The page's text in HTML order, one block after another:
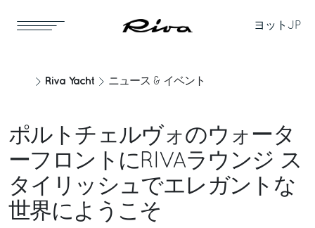
ヨット JP
Riva Yacht ニュース & イベント
ポルトチェルヴォのウォータ
ーフロントにRIVAラウンジ ス
タイリッシュでエレガントな
世界にようこそ